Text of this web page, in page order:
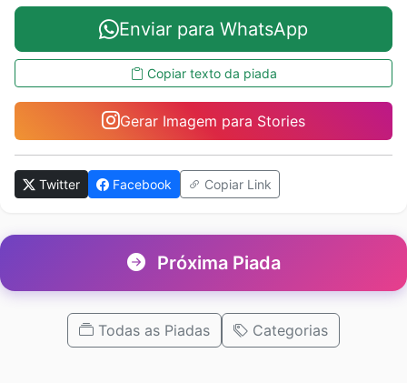
Enviar para WhatsApp
Copiar texto da piada
Gerar Imagem para Stories
Twitter Facebook Copiar Link
Próxima Piada
Todas as Piadas Categorias